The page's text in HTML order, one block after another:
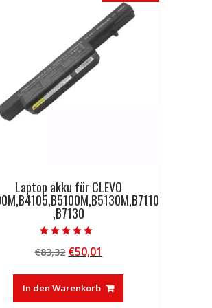
Laptop akku für CLEVO
,B7130
5.00
von 5
€83,32 Ursprünglicher
war:
€83,32
€50,01
ist:
€50,01.
In den Warenkorb